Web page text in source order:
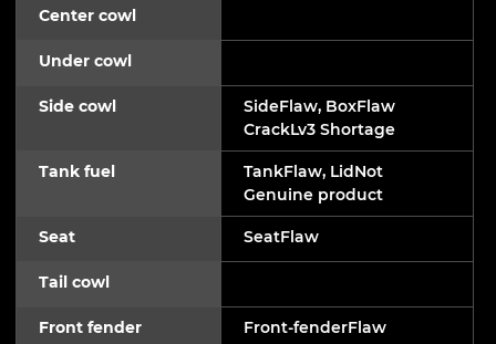
Center cowl
Under cowl
Side cowl
SideFlaw, BoxFlaw
CrackLv3 Shortage
Tank fuel
TankFlaw, LidNot
Genuine product
Seat SeatFlaw
Tail cowl
Front fender Front-fenderFlaw